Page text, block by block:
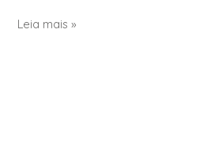
Leia mais »